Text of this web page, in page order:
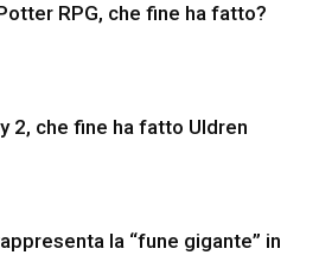
RPG, che fine ha fatto?
2, che fine ha fatto Uldren
la “fune gigante” in